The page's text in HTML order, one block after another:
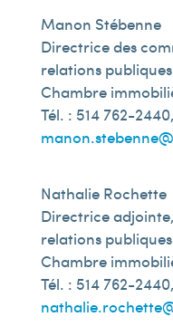
Manon Stébenne
Directrice des
relations publiques
Chambre
Tél. : 514 762-
Nathalie Rochette
Directrice
relations publiques
Chambre
Tél. : 514 762-